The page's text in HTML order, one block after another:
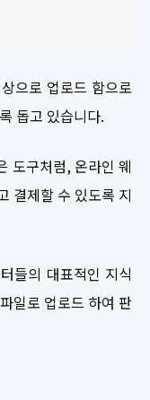
으로 업로드 함으로
돕고 있습니다.
도구처럼, 온라인 웨
결제할 수 있도록 지
들의 대표적인 지식
일로 업로드 하여 판